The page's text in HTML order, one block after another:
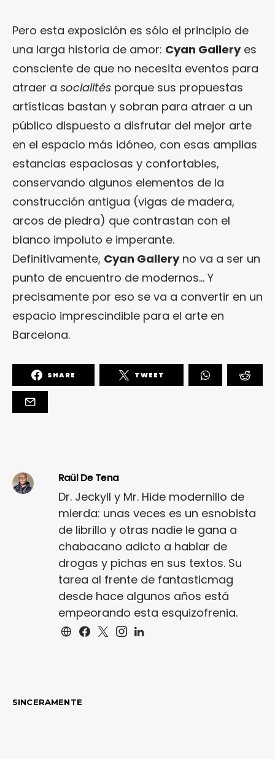
Pero esta exposición es sólo el principio de
una larga historia de amor: Cyan Galleryes
consciente de que no necesita eventos para
atraer a socialités porque sus propuestas
artísticas bastan y sobran para atraer a un
público dispuesto a disfrutar del mejor arte
en el espacio más idóneo, con esas amplias
estancias espaciosas y confortables,
conservando algunos elementos de la
construcción antigua (vigas de madera,
arcos de piedra) que contrastan con el
blanco impoluto e imperante.
Definitivamente, Cyan Galleryno va a ser un
punto de encuentro de modernos… Y
precisamente por eso se va a convertir en un
espacio imprescindible para el arte en
Barcelona.
SHARE TWEET
Raül De Tena
Dr. Jeckyll y Mr. Hide modernillo de
mierda: unas veces es un esnobista
de librillo y otras nadie le gana a
chabacano adicto a hablar de
drogas y pichas en sus textos. Su
tarea al frente de fantasticmag
desde hace algunos años está
empeorando esta esquizofrenia.
SINCERAMENTE